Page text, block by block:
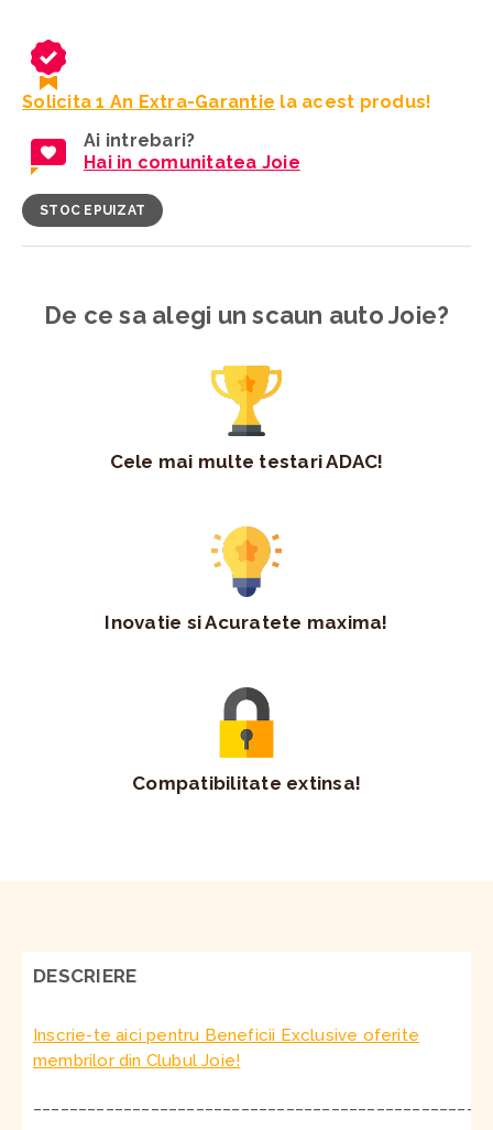
Solicita 1 An Extra-Garantie la acest produs!
Ai intrebari?
Hai in comunitatea Joie
STOC EPUIZAT
De ce sa alegi un scaun auto Joie?
Cele mai multe testari ADAC!
Inovatie si Acuratete maxima!
Compatibilitate extinsa!
DESCRIERE
Inscrie-te aici pentru Beneficii Exclusive oferite
membrilor din Clubul Joie!